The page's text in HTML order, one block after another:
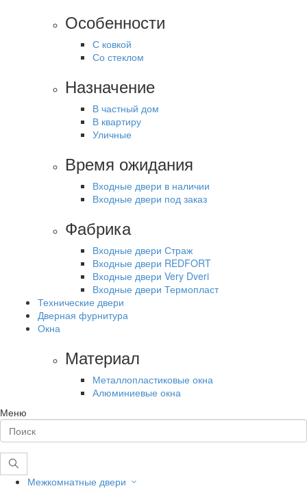
Особенности
С ковкой
Со стеклом
Назначение
В частный дом
В квартиру
Уличные
Время ожидания
Входные двери в наличии
Входные двери под заказ
Фабрика
Входные двери Страж
Входные двери REDFORT
Входные двери Very Dveri
Входные двери Термопласт
Технические двери
Дверная фурнитура
Окна
Материал
Металлопластиковые окна
Алюминиевые окна
Меню
Межкомнатные двери